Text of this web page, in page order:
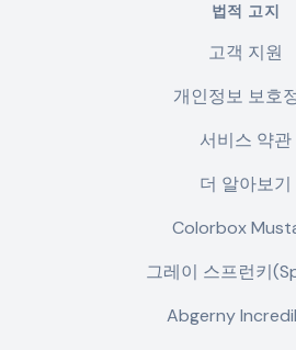
법적 고지
고객 지원
개인정보 보호
서비스 약관
더 알아보기
Colorbox
그레이 스프런키
Abgerny